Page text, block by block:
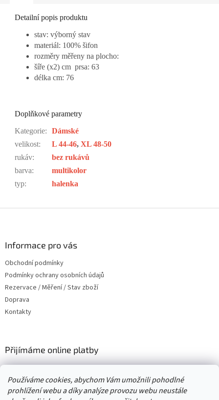
Používáme cookies, abychom Vám umožnili pohodlné
prohlížení webu a díky analýze provozu webu neustále
Detailní popis produktu
stav: výborný stav
materiál: 100% šifon
rozměry měřeny na plocho:
šíře (x2) cm prsa: 63
délka cm: 76
Doplňkové parametry
Kategorie:
Dámské
velikost: L 44-46, XL 48-50
rukáv:
bez rukávů
barva:
multikolor
typ: halenka
Informace pro vás
Obchodní podmínky
Podmínky ochrany osobních údajů
Rezervace / Měření / Stav zboží
Doprava
Kontakty
Přijímáme online platby